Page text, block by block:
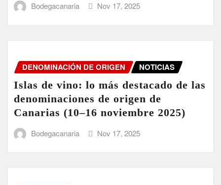
Bodegacanaria Nov 17, 2025
DENOMINACIÓN DE ORIGEN NOTICIAS
Islas de vino: lo más destacado de las
denominaciones de origen de
Canarias (10–16 noviembre 2025)
Bodegacanaria Nov 17, 2025